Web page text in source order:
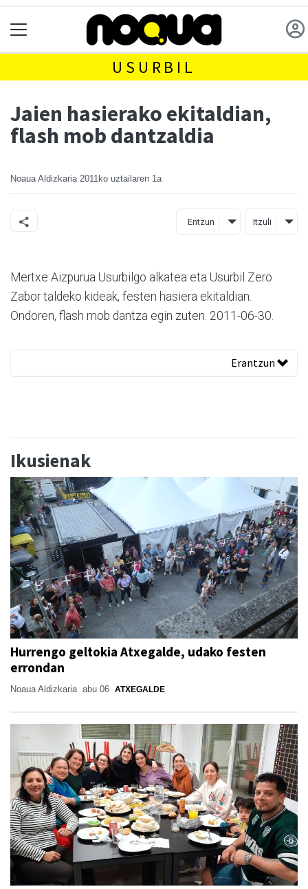
USURBIL
Jaien hasierako ekitaldian,
flash mob dantzaldia
Noaua Aldizkaria 2011ko uztailaren 1a
Entzun Itzuli
Mertxe Aizpurua Usurbilgo alkatea eta Usurbil Zero
Zabor taldeko kideak, festen hasiera ekitaldian.
Ondoren, flash mob dantza egin zuten. 2011-06-30.
Erantzun
Ikusienak
Hurrengo geltokia Atxegalde, udako festen
errondan
Noaua Aldizkaria abu 06 ATXEGALDE